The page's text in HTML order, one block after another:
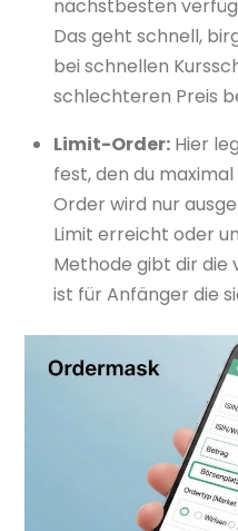
nächstbesten
Das geht schnell,
bei schnellen
schlechteren Preis
Limit-Order: Hier
fest, den du
Order wird nur
Limit erreicht oder
Methode gibt dir die
ist für Anfänger die